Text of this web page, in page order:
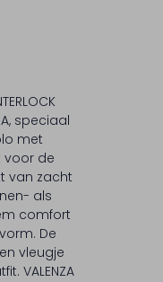
speciaal
met
voor de
van zacht
als
comfort
De
vleugje
VALENZA